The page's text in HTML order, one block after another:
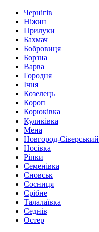
Чернігів
Ніжин
Прилуки
Бахмач
Бобровиця
Борзна
Варва
Городня
Ічня
Козелець
Короп
Корюківка
Куликівка
Мена
Новгород-Сіверський
Носівка
Ріпки
Семенівка
Сновськ
Сосниця
Срібне
Талалаївка
Седнів
Остер